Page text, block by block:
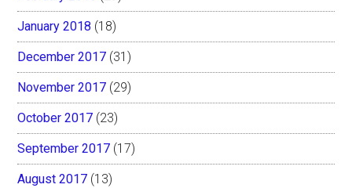
January 2018 (18)
December 2017 (31)
November 2017 (29)
October 2017 (23)
September 2017 (17)
August 2017 (13)